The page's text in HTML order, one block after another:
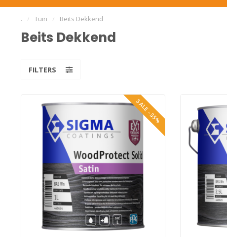
. / Tuin / Beits Dekkend
Beits Dekkend
FILTERS
SALE -35%